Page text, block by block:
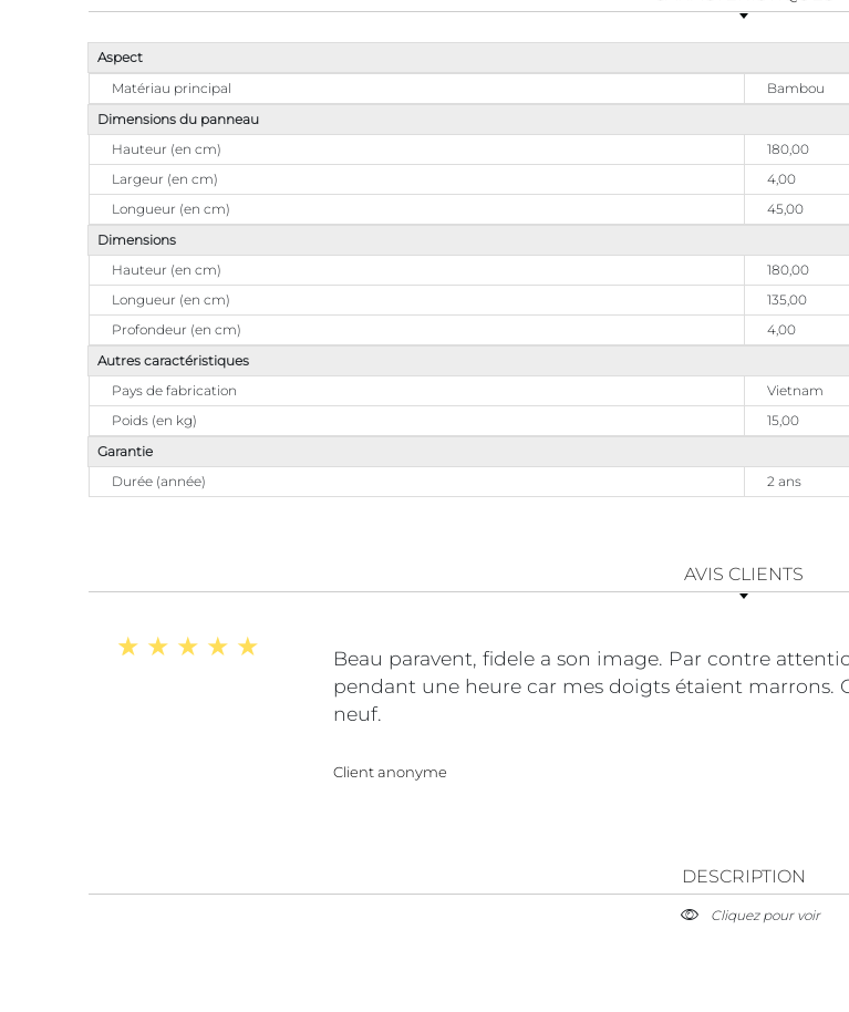
Aspect
Matériau principal
Bambou
Dimensions du panneau
Hauteur (en cm)
180,00
Largeur (en cm)
4,00
Longueur (en cm)
45,00
Dimensions
Hauteur (en cm)
180,00
Longueur (en cm)
135,00
Profondeur (en cm)
4,00
Autres caractéristiques
Pays de fabrication
Vietnam
Poids (en kg)
15,00
Garantie
Durée (année)
2 ans
AVIS CLIENTS
Beau paravent, fidele a son image. Par contre
pendant une heure car mes doigts étaient
neuf.
Client anonyme
DESCRIPTION
Cliquez pour voir